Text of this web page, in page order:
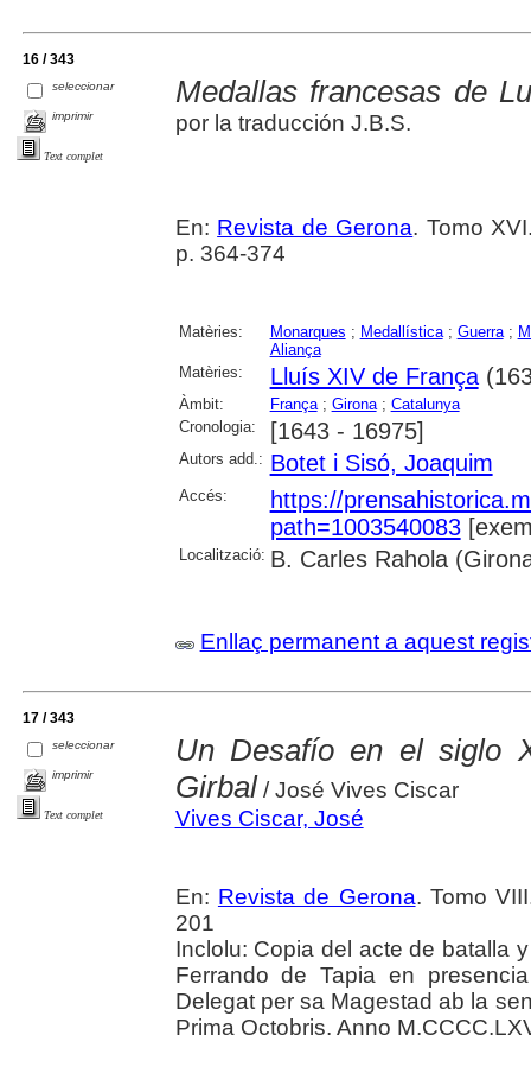
16 / 343
seleccionar
imprimir
Text complet
Medallas francesas de
por la traducción J.B.S.
En: Revista de Gerona. Tomo
p. 364-374
Matèries: Monarques ; Medallística; Guerra;
Aliança
Matèries:
Lluís XIV de França
Àmbit: França; Girona; Catalunya
Cronologia:
[1643 - 16975]
Autors add.: Botet i Sisó, Joaquim
Accés:
https://
path=1003540083
Localització: B. Carles Rahola
Enllaç permanent a aquest
17 / 343
seleccionar
imprimir
Text complet
Un Desafío en el siglo
Girbal/ José Vives Ciscar
Vives Ciscar, José
En: Revista de Gerona. Tomo
201
Inclolu: Copia del acte de batalla
Ferrando de Tapia en
Delegat per sa Magestad ab la
Prima Octobris. Anno